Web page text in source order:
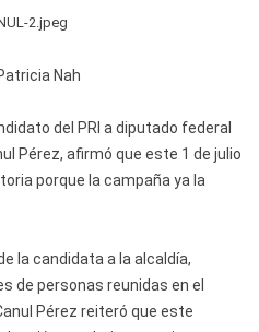
Nah
del PRI a diputado federal
Pérez, afirmó que este 1 de julio
porque la campaña ya la
la candidata a la alcaldía,
de personas reunidas en el
Pérez reiteró que este